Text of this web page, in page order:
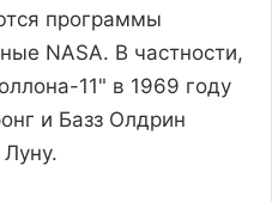
программы
NASA. В частности,
11" в 1969 году
и Базз Олдрин